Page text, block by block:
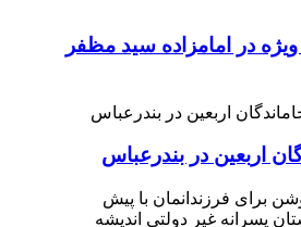
در امامزاده سید مظفر
اربعین در بندرعباس